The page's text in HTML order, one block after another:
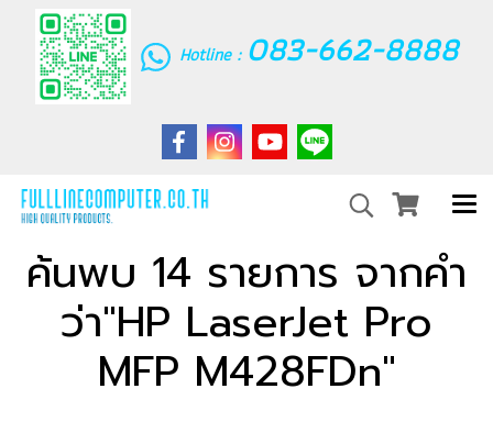
Hotline : 083-662-8888
ค้นพบ 14 รายการ จากคำ
ว่า"HP LaserJet Pro
MFP M428FDn"